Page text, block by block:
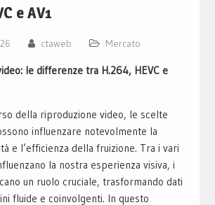
e AV1
ctaweb Mercato
le differenze tra H.264, HEVC e
della riproduzione video, le scelte
influenzare notevolmente la
e l’efficienza della fruizione. Tra i vari
la nostra esperienza visiva, i
un ruolo cruciale, trasformando dati
fluide e coinvolgenti. In questo